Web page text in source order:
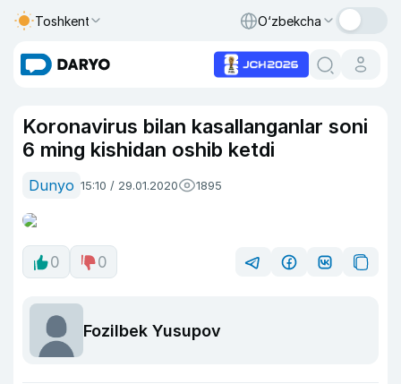
Toshkent O‘zbekcha
Koronavirus bilan kasallanganlar soni
6 ming kishidan oshib ketdi
Dunyo 15:10 / 29.01.2020 1895
0 0
Fozilbek Yusupov